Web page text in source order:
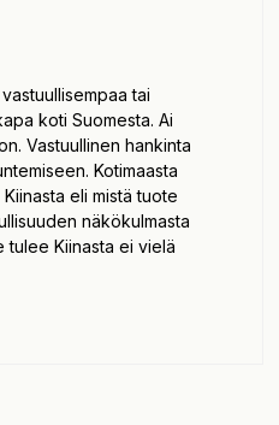
tai
koti Suomesta. Ai
Vastuullinen hankinta
Kotimaasta
eli mistä tuote
näkökulmasta
tulee Kiinasta ei vielä